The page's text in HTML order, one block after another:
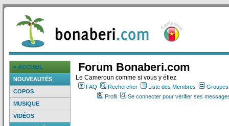
> ACCUEIL
NOUVEAUTÉS
COPOS
MUSIQUE
VIDÉOS
Forum Bonaberi.com
Le Cameroun comme si vous y étiez
FAQ Rechercher Liste des Membres
Profil
Se connecter pour vérifier ses